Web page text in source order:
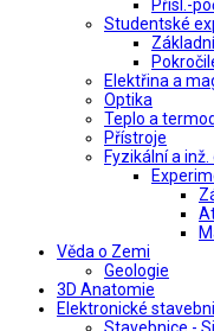
Přísl.-
Studentské
Elektřina a
Optika
Teplo a
Přístroje
Fyzikální a
Věda o Zemi
Geologie
3D Anatomie
Elektronické